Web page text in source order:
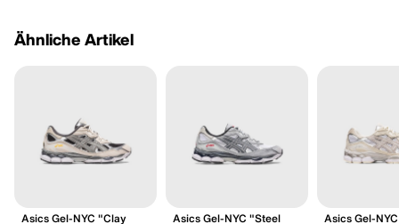
Ähnliche Artikel
Asics Gel-NYC "Clay
Asics Gel-NYC "Steel
Asics Gel-